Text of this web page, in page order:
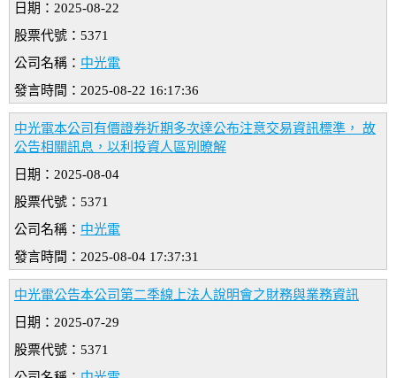
日期：2025-08-22
股票代號：5371
公司名稱： 中光電
發言時間：2025-08-22 16:17:36
中光電本公司有價證券近期多次達公布注意交易資訊標準， 故
公告相關訊息，以利投資人區別暸解
日期：2025-08-04
股票代號：5371
公司名稱： 中光電
發言時間：2025-08-04 17:37:31
中光電公告本公司第二季線上法人說明會之財務與業務資訊
日期：2025-07-29
股票代號：5371